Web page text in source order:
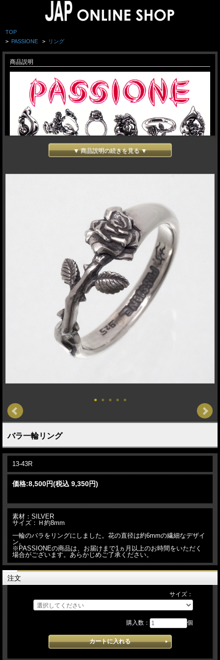
TOP
> PASSIONE > リング
商品説明
▼ 商品説明の続きを見る ▼
バラ一輪リング
13-43R
価格:8,500円(税込 9,350円)
素材：SILVER
サイズ：Ｈ約8mm
一輪のバラをリングにしました。花の直径は約6mmの繊細なデザイ
ン。
※PASSIONEの商品は、お届けまで1ヵ月以上のお時間をいただく
場合がございます。あらかじめご了承ください。
注文
サイズ：
購入数： 個